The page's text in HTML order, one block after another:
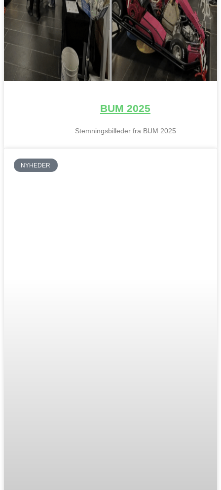
BUM 2025
Stemningsbilleder fra BUM 2025
NYHEDER